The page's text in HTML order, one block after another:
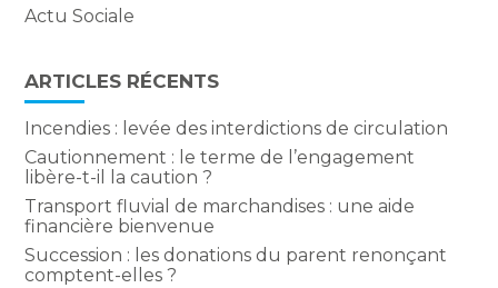
Actu Sociale
ARTICLES RÉCENTS
Incendies : levée des interdictions de circulation
Cautionnement : le terme de l’engagement
libère-t-il la caution ?
Transport fluvial de marchandises : une aide
financière bienvenue
Succession : les donations du parent renonçant
comptent-elles ?